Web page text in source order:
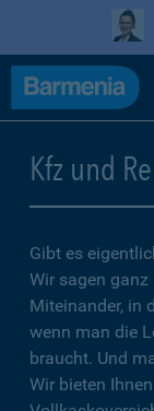
Kfz und
Gibt es
Wir sagen ganz
Miteinander, in
wenn man die
braucht. Und
Wir bieten